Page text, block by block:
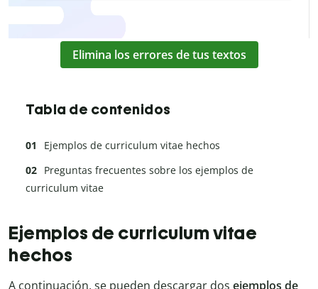
Elimina los errores de tus textos
Tabla de contenidos
Ejemplos de curriculum vitae hechos
Preguntas frecuentes sobre los ejemplos de
curriculum vitae
Ejemplos de curriculum vitae
hechos
A continuación, se pueden descargar dos ejemplos de